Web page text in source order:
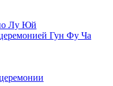
Лу Юй
Гун Фу Ча